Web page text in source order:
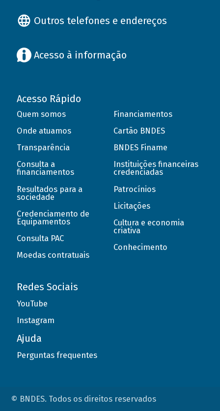
Outros telefones e endereços
Acesso à informação
Acesso Rápido
Quem somos
Onde atuamos
Transparência
Consulta a
financiamentos
Resultados para a
sociedade
Credenciamento de
Equipamentos
Consulta PAC
Moedas contratuais
Financiamentos
Cartão BNDES
BNDES Finame
Instituições financeiras
credenciadas
Patrocínios
Licitações
Cultura e economia
criativa
Conhecimento
Redes Sociais
YouTube
Instagram
Ajuda
Perguntas frequentes
© BNDES. Todos os direitos reservados